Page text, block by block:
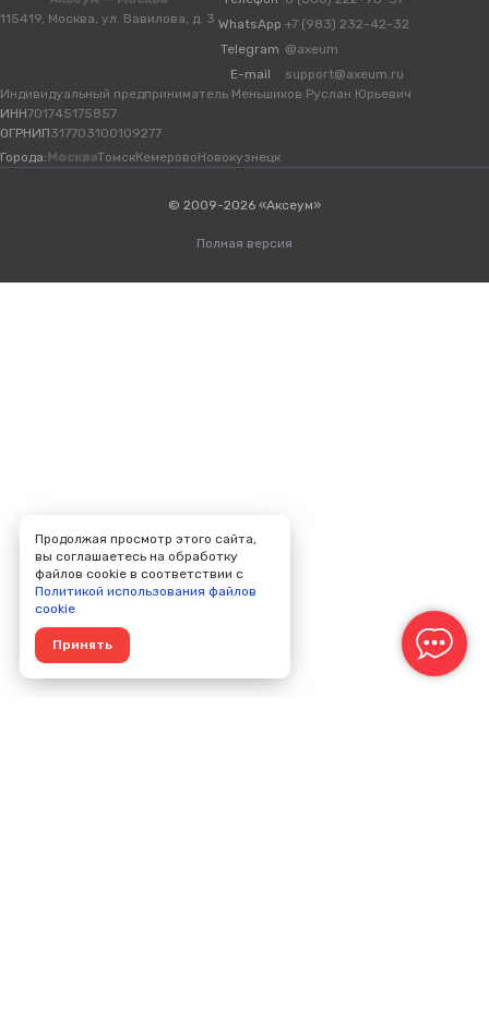
115419, Москва, ул. Вавилова, д. 3 WhatsApp +7 (983) 232-42-32
Telegram @axeum
E-mail
support@axeum.ru
Индивидуальный предприниматель Меньшиков Руслан Юрьевич
ИНН701745175857
ОГРНИП317703100109277
Города: МоскваТомскКемеровоНовокузнецк
© 2009-2026 «Аксеум»
Полная версия
Продолжая просмотр этого сайта,
вы соглашаетесь на обработку
файлов cookie в соответствии с
Политикой использования файлов
cookie
Принять